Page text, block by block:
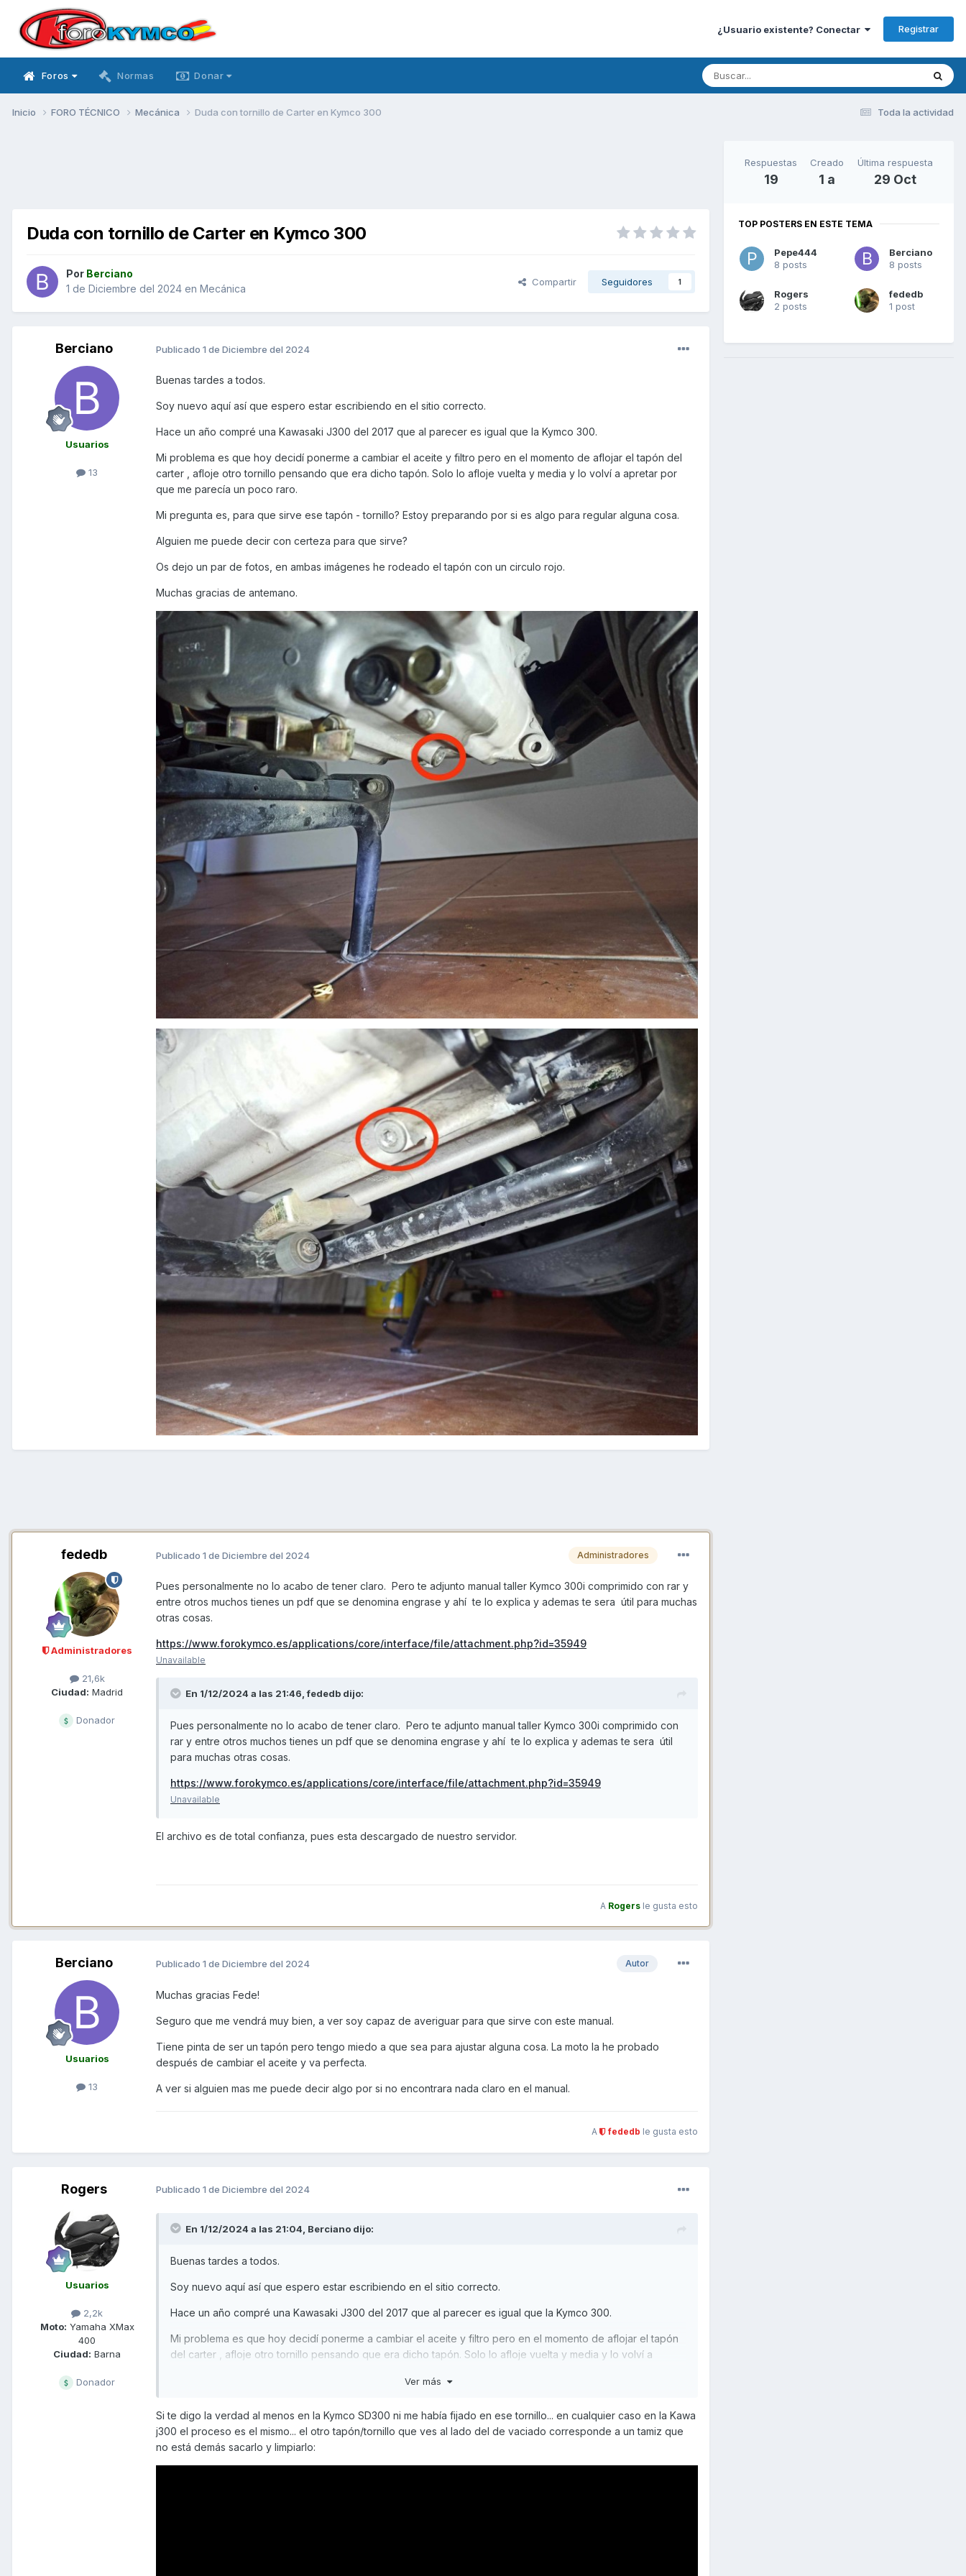
¿Usuario existente? Conectar Registrar
Foros Normas Donar
Toda la actividad
Inicio FORO TÉCNICO Mecánica Duda con tornillo de Carter en Kymco 300
Duda con tornillo de Carter en Kymco 300
Por Berciano
1 de Diciembre del 2024 en Mecánica
Compartir Seguidores 1
Berciano
Usuarios
13
Publicado 1 de Diciembre del 2024
Buenas tardes a todos.
Soy nuevo aquí así que espero estar escribiendo en el sitio correcto.
Hace un año compré una Kawasaki J300 del 2017 que al parecer es igual que la Kymco 300.
Mi problema es que hoy decidí ponerme a cambiar el aceite y filtro pero en el momento de aflojar el tapón del
carter , afloje otro tornillo pensando que era dicho tapón. Solo lo afloje vuelta y media y lo volví a apretar por
que me parecía un poco raro.
Mi pregunta es, para que sirve ese tapón - tornillo? Estoy preparando por si es algo para regular alguna cosa.
Alguien me puede decir con certeza para que sirve?
Os dejo un par de fotos, en ambas imágenes he rodeado el tapón con un circulo rojo.
Muchas gracias de antemano.
fededb
Administradores
21,6k
Ciudad: Madrid
Donador
Administradores
Publicado 1 de Diciembre del 2024
Pues personalmente no lo acabo de tener claro. Pero te adjunto manual taller Kymco 300i comprimido con rar y
entre otros muchos tienes un pdf que se denomina engrase y ahí te lo explica y ademas te sera útil para muchas
otras cosas.
https://www.forokymco.es/applications/core/interface/file/attachment.php?id=35949
Unavailable
En 1/12/2024 a las 21:46,fededb dijo:
Pues personalmente no lo acabo de tener claro. Pero te adjunto manual taller Kymco 300i comprimido con
rar y entre otros muchos tienes un pdf que se denomina engrase y ahí te lo explica y ademas te sera útil
para muchas otras cosas.
https://www.forokymco.es/applications/core/interface/file/attachment.php?id=35949
Unavailable
El archivo es de total confianza, pues esta descargado de nuestro servidor.
A Rogers le gusta esto
Berciano
Usuarios
13
Autor
Publicado 1 de Diciembre del 2024
Muchas gracias Fede!
Seguro que me vendrá muy bien, a ver soy capaz de averiguar para que sirve con este manual.
Tiene pinta de ser un tapón pero tengo miedo a que sea para ajustar alguna cosa. La moto la he probado
después de cambiar el aceite y va perfecta.
A ver si alguien mas me puede decir algo por si no encontrara nada claro en el manual.
A fededb le gusta esto
Rogers
Usuarios
2,2k
Moto: Yamaha XMax
400
Ciudad: Barna
Donador
Publicado 1 de Diciembre del 2024
En 1/12/2024 a las 21:04, Berciano dijo:
Buenas tardes a todos.
Soy nuevo aquí así que espero estar escribiendo en el sitio correcto.
Hace un año compré una Kawasaki J300 del 2017 que al parecer es igual que la Kymco 300.
Mi problema es que hoy decidí ponerme a cambiar el aceite y filtro pero en el momento de aflojar el tapón
del carter , afloje otro tornillo pensando que era dicho tapón. Solo lo afloje vuelta y media y lo volví a
cosa.
Alguien me puede decir con certeza para que sirve?
Os dejo un par de fotos, en ambas imágenes he rodeado el tapón con un circulo rojo.
Ver más
Si te digo la verdad al menos en la Kymco SD300 ni me había fijado en ese tornillo... en cualquier caso en la Kawa
j300 el proceso es el mismo... el otro tapón/tornillo que ves al lado del de vaciado corresponde a un tamiz que
no está demás sacarlo y limpiarlo:
Respuestas
19
Creado
1 a
Última respuesta
29 Oct
TOP POSTERS EN ESTE TEMA
Pepe444
8 posts
Berciano
8 posts
Rogers
2 posts
fededb
1 post